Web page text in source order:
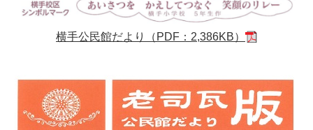
横手公民館だより（PDF：2,386KB）